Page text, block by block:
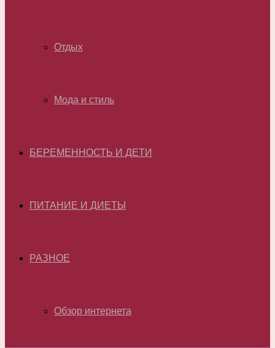
Отдых
Мода и стиль
БЕРЕМЕННОСТЬ И ДЕТИ
ПИТАНИЕ И ДИЕТЫ
РАЗНОЕ
Обзор интернета